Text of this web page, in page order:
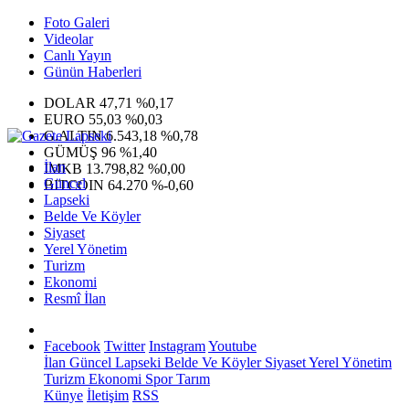
Foto Galeri
Videolar
Canlı Yayın
Günün Haberleri
DOLAR 47,71 %0,17
EURO 55,03 %0,03
G.ALTIN6.543,18 %0,78
GÜMÜŞ 96 %1,40
IMKB 13.798,82 %0,00
BITCOIN 64.270 %-0,60
İlan
Güncel
Lapseki
Belde Ve Köyler
Siyaset
Yerel Yönetim
Turizm
Ekonomi
Resmî İlan
Facebook Twitter InstagramYoutube
İlan Güncel Lapseki Belde Ve KöylerSiyasetYerel Yönetim
Turizm Ekonomi SporTarım
Künye İletişim RSS